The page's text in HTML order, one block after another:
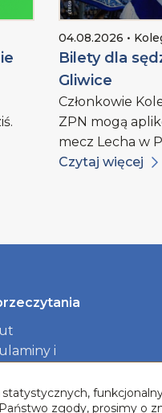
04.08.2026 •
Bilety dla
Gliwice
Członkowie
ZPN mogą
mecz Lecha w
Czytaj więcej
i
zgody, prosimy o